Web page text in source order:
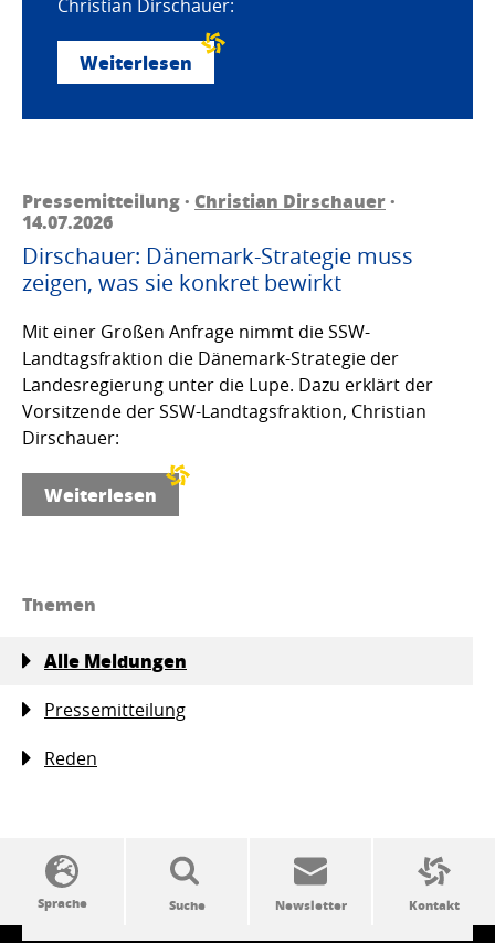
Christian Dirschauer:
Weiterlesen
Pressemitteilung · Christian Dirschauer·
14.07.2026
Dirschauer: Dänemark-Strategie muss
zeigen, was sie konkret bewirkt
Mit einer Großen Anfrage nimmt die SSW-
Landtagsfraktion die Dänemark-Strategie der
Landesregierung unter die Lupe. Dazu erklärt der
Vorsitzende der SSW-Landtagsfraktion, Christian
Dirschauer:
Weiterlesen
Themen
Alle Meldungen
Pressemitteilung
Reden
SSW-Politik von A bis Z